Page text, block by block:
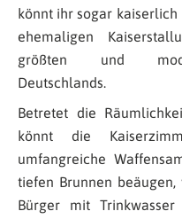
könnt ihr sogar
ehemaligen
größten und
Deutschlands.
Betretet die
könnt die
umfangreiche
tiefen Brunnen
Bürger mit